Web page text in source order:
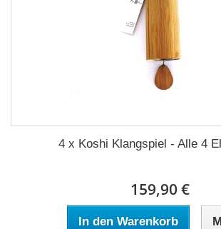
4 x Koshi Klangspiel - Alle 4
159,90 €
In den Warenkorb